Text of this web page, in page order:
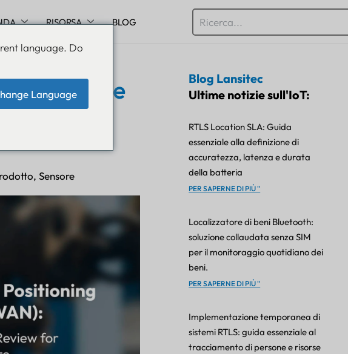
RISORSA BLOG
valvole
tecnica
, Sensore
Blog Lansitec
Ultime notizie sull'IoT:
RTLS Location SLA: Guida
essenziale alla definizione di
accuratezza, latenza e durata
della batteria
PER SAPERNE DI PIÙ "
Localizzatore di beni Bluetooth:
soluzione collaudata senza SIM
per il monitoraggio quotidiano dei
beni.
PER SAPERNE DI PIÙ "
Implementazione temporanea di
sistemi RTLS: guida essenziale al
tracciamento di persone e risorse
language. Do
Language